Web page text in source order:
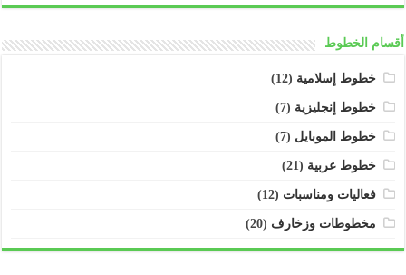
أقسام الخطوط
خطوط إسلامية (12)
خطوط إنجليزية (7)
خطوط الموبايل (7)
خطوط عربية (21)
فعاليات ومناسبات (12)
مخطوطات وزخارف (20)